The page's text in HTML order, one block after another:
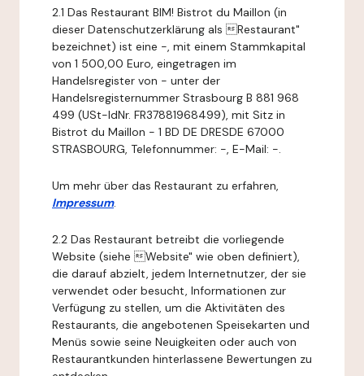
2.1 Das Restaurant BIM! Bistrot du Maillon (in
dieser Datenschutzerklärung als Restaurant"
bezeichnet) ist eine -, mit einem Stammkapital
von 1 500,00 Euro, eingetragen im
Handelsregister von - unter der
Handelsregisternummer Strasbourg B 881 968
499 (USt-IdNr. FR37881968499), mit Sitz in
Bistrot du Maillon - 1 BD DE DRESDE 67000
STRASBOURG, Telefonnummer: -, E-Mail: -.
Um mehr über das Restaurant zu erfahren,
Impressum.
2.2 Das Restaurant betreibt die vorliegende
Website (siehe Website" wie oben definiert),
die darauf abzielt, jedem Internetnutzer, der sie
verwendet oder besucht, Informationen zur
Verfügung zu stellen, um die Aktivitäten des
Restaurants, die angebotenen Speisekarten und
Menüs sowie seine Neuigkeiten oder auch von
Restaurantkunden hinterlassene Bewertungen zu